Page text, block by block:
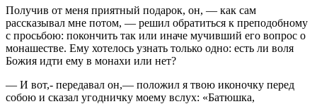
Получив от меня приятный подарок, он, — как сам
рассказывал мне потом, — решил обратиться к преподобному
с просьбою: покончить так или иначе мучивший его вопрос о
монашестве. Ему хотелось узнать только одно: есть ли воля
Божия идти ему в монахи или нет?
— И вот,- передавал он,— положил я твою иконочку перед
собою и сказал угодничку моему вслух: «Батюшка,